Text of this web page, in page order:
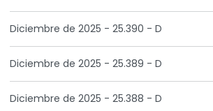
Diciembre de 2025 - 25.390 - D
Diciembre de 2025 - 25.389 - D
Diciembre de 2025 - 25.388 - D